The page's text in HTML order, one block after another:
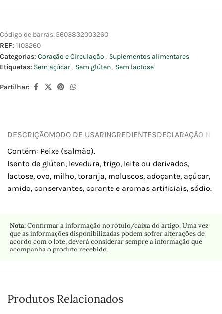
Código de barras: 5603832003260
REF: 1103260
Categorias: Coração e Circulação , Suplementos alimentares
Etiquetas: Sem açúcar, Sem glúten, Sem lactose
Partilhar:
DESCRIÇÃOMODO DE USARINGREDIENTESDECLARAÇÃO
Contém: Peixe (salmão).
Isento de glúten, levedura, trigo, leite ou derivados,
lactose, ovo, milho, toranja, moluscos, adoçante, açúcar,
amido, conservantes, corante e aromas artificiais, sódio.
Nota:Confirmar a informação no rótulo/caixa do artigo. Uma vez
que as informações disponibilizadas podem sofrer alterações de
acordo com o lote, deverá considerar sempre a informação que
acompanha o produto recebido.
Produtos Relacionados